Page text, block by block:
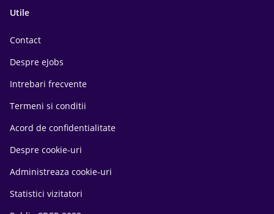
Utile
Contact
Despre eJobs
Intrebari frecvente
Termeni si conditii
Acord de confidentialitate
Despre cookie-uri
Administreaza cookie-uri
Statistici vizitatori